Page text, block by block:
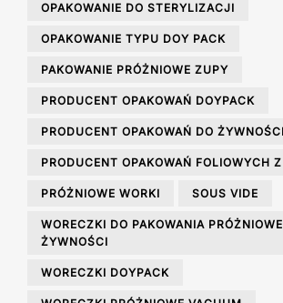
OPAKOWANIE DO STERYLIZACJI
OPAKOWANIE TYPU DOY PACK
PAKOWANIE PRÓŻNIOWE ZUPY
PRODUCENT OPAKOWAŃ DOYPACK
PRODUCENT OPAKOWAŃ DO ŻYWNOŚCI
PRODUCENT OPAKOWAŃ FOLIOWYCH
PRÓŻNIOWE WORKI SOUS VIDE
WORECZKI DO PAKOWANIA PRÓŻNIOWEGO
ŻYWNOŚCI
WORECZKI DOYPACK